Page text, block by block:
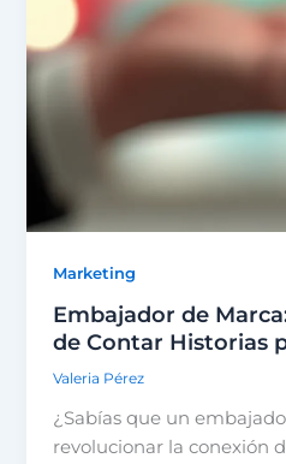
Marketing
Embajador de
de Contar Historias
Valeria Pérez
¿Sabías que un
revolucionar la conexión